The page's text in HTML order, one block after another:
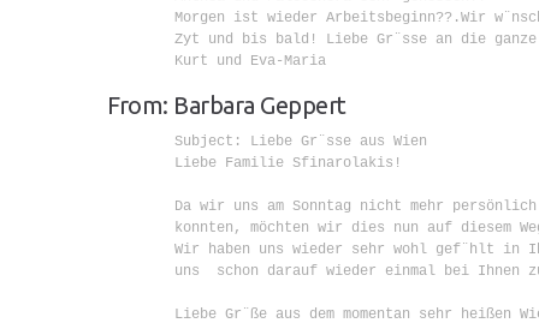
Morgen ist wieder Arbeitsbeginn??.Wir
Zyt und bis bald! Liebe Gr¨sse an die
        Kurt und Eva-Maria
From: Barbara Geppert
        Subject: Liebe Gr¨sse aus Wien
        Liebe Familie Sfinarolakis!
Da wir uns am Sonntag nicht mehr
konnten, möchten wir dies nun auf diesem
Wir haben uns wieder sehr wohl gef¨hlt in
uns  schon darauf wieder einmal bei Ihnen
Liebe Gr¨ße aus dem momentan sehr heißen